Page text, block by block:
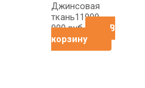
Джинсовая
ткань11909
990руб
В
корзину